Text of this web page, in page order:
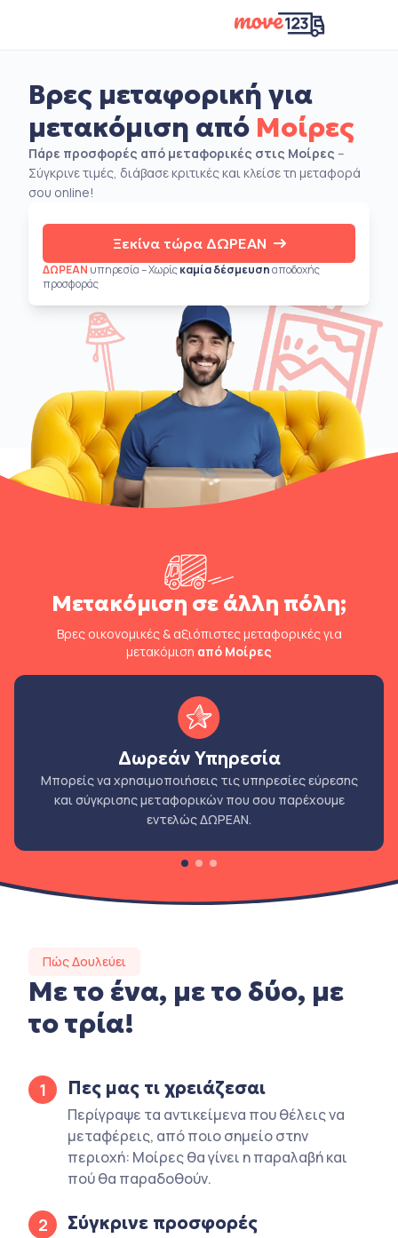
Βρες μεταφορική για
μετακόμιση από Μοίρες
Πάρε προσφορές από μεταφορικές στις Μοίρες –
Σύγκρινε τιμές, διάβασε κριτικές και κλείσε τη μεταφορά
σου online!
Ξεκίνα τώρα ΔΩΡΕΑΝ
ΔΩΡΕΑΝ υπηρεσία – Χωρίςκαμία δέσμευσηαποδοχής
προσφοράς
Μετακόμιση σε άλλη πόλη;
Βρες οικονομικές & αξιόπιστες μεταφορικές για
μετακόμιση από Μοίρες
Δωρεάν Υπηρεσία
Μπορείς να χρησιμοποιήσεις τις υπηρεσίες εύρεσης
και σύγκρισης μεταφορικών που σου παρέχουμε
εντελώς ΔΩΡΕΑΝ.
Πώς Δουλεύει
Με το ένα, με το δύο, με
το τρία!
1 Πες μας τι χρειάζεσαι
Περίγραψε τα αντικείμενα που θέλεις να
μεταφέρεις, από ποιο σημείο στην
περιοχή: Μοίρες θα γίνει η παραλαβή και
πού θα παραδοθούν.
2 Σύγκρινε προσφορές